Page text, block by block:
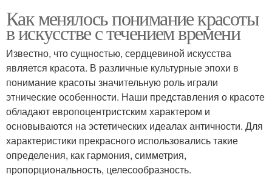
Как менялось понимание красоты
в искусстве с течением времени
Известно, что сущностью, сердцевиной искусства
является красота. В различные культурные эпохи в
понимание красоты значительную роль играли
этнические особенности. Наши представления о красоте
обладают европоцентристским характером и
основываются на эстетических идеалах античности. Для
характеристики прекрасного использовались такие
определения, как гармония, симметрия,
пропорциональность, целесообразность.